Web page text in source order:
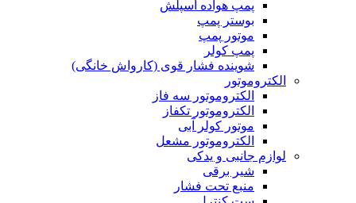
پمپ هواده اسپلش
بوستر پمپ
موتور پمپ
پمپ کولر
شوینده فشار قوی (کارواش خانگی)
الکتروموتور
الکتروموتور سه فاز
الکتروموتور تکفاز
موتور کولر آبی
الکتروموتور مشعل
لوازم جانبی و یدکی
شیر برقی
منبع تحت فشار